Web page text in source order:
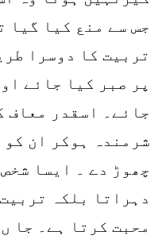
جس سے منع کیا گیا
تربیت کا دوسرا
پر صبر کیا جائے
جائے۔ اسقدر معاف
شرمندہ ہوکر ان
چھوڑ دے ۔ ایسا
دہراتا بلکہ
محبت کرتا ہے۔ جا